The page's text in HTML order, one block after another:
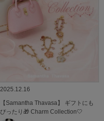
2025.12.16
【Samantha Thavasa】 ギフトにも
ぴったり🎁 Charm Collection🤍